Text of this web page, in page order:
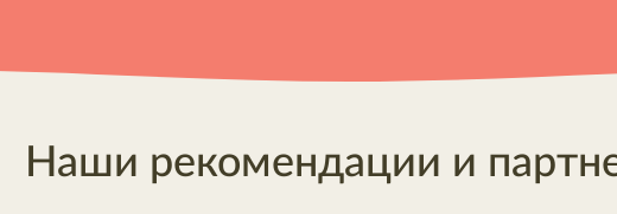
Наши рекомендации и